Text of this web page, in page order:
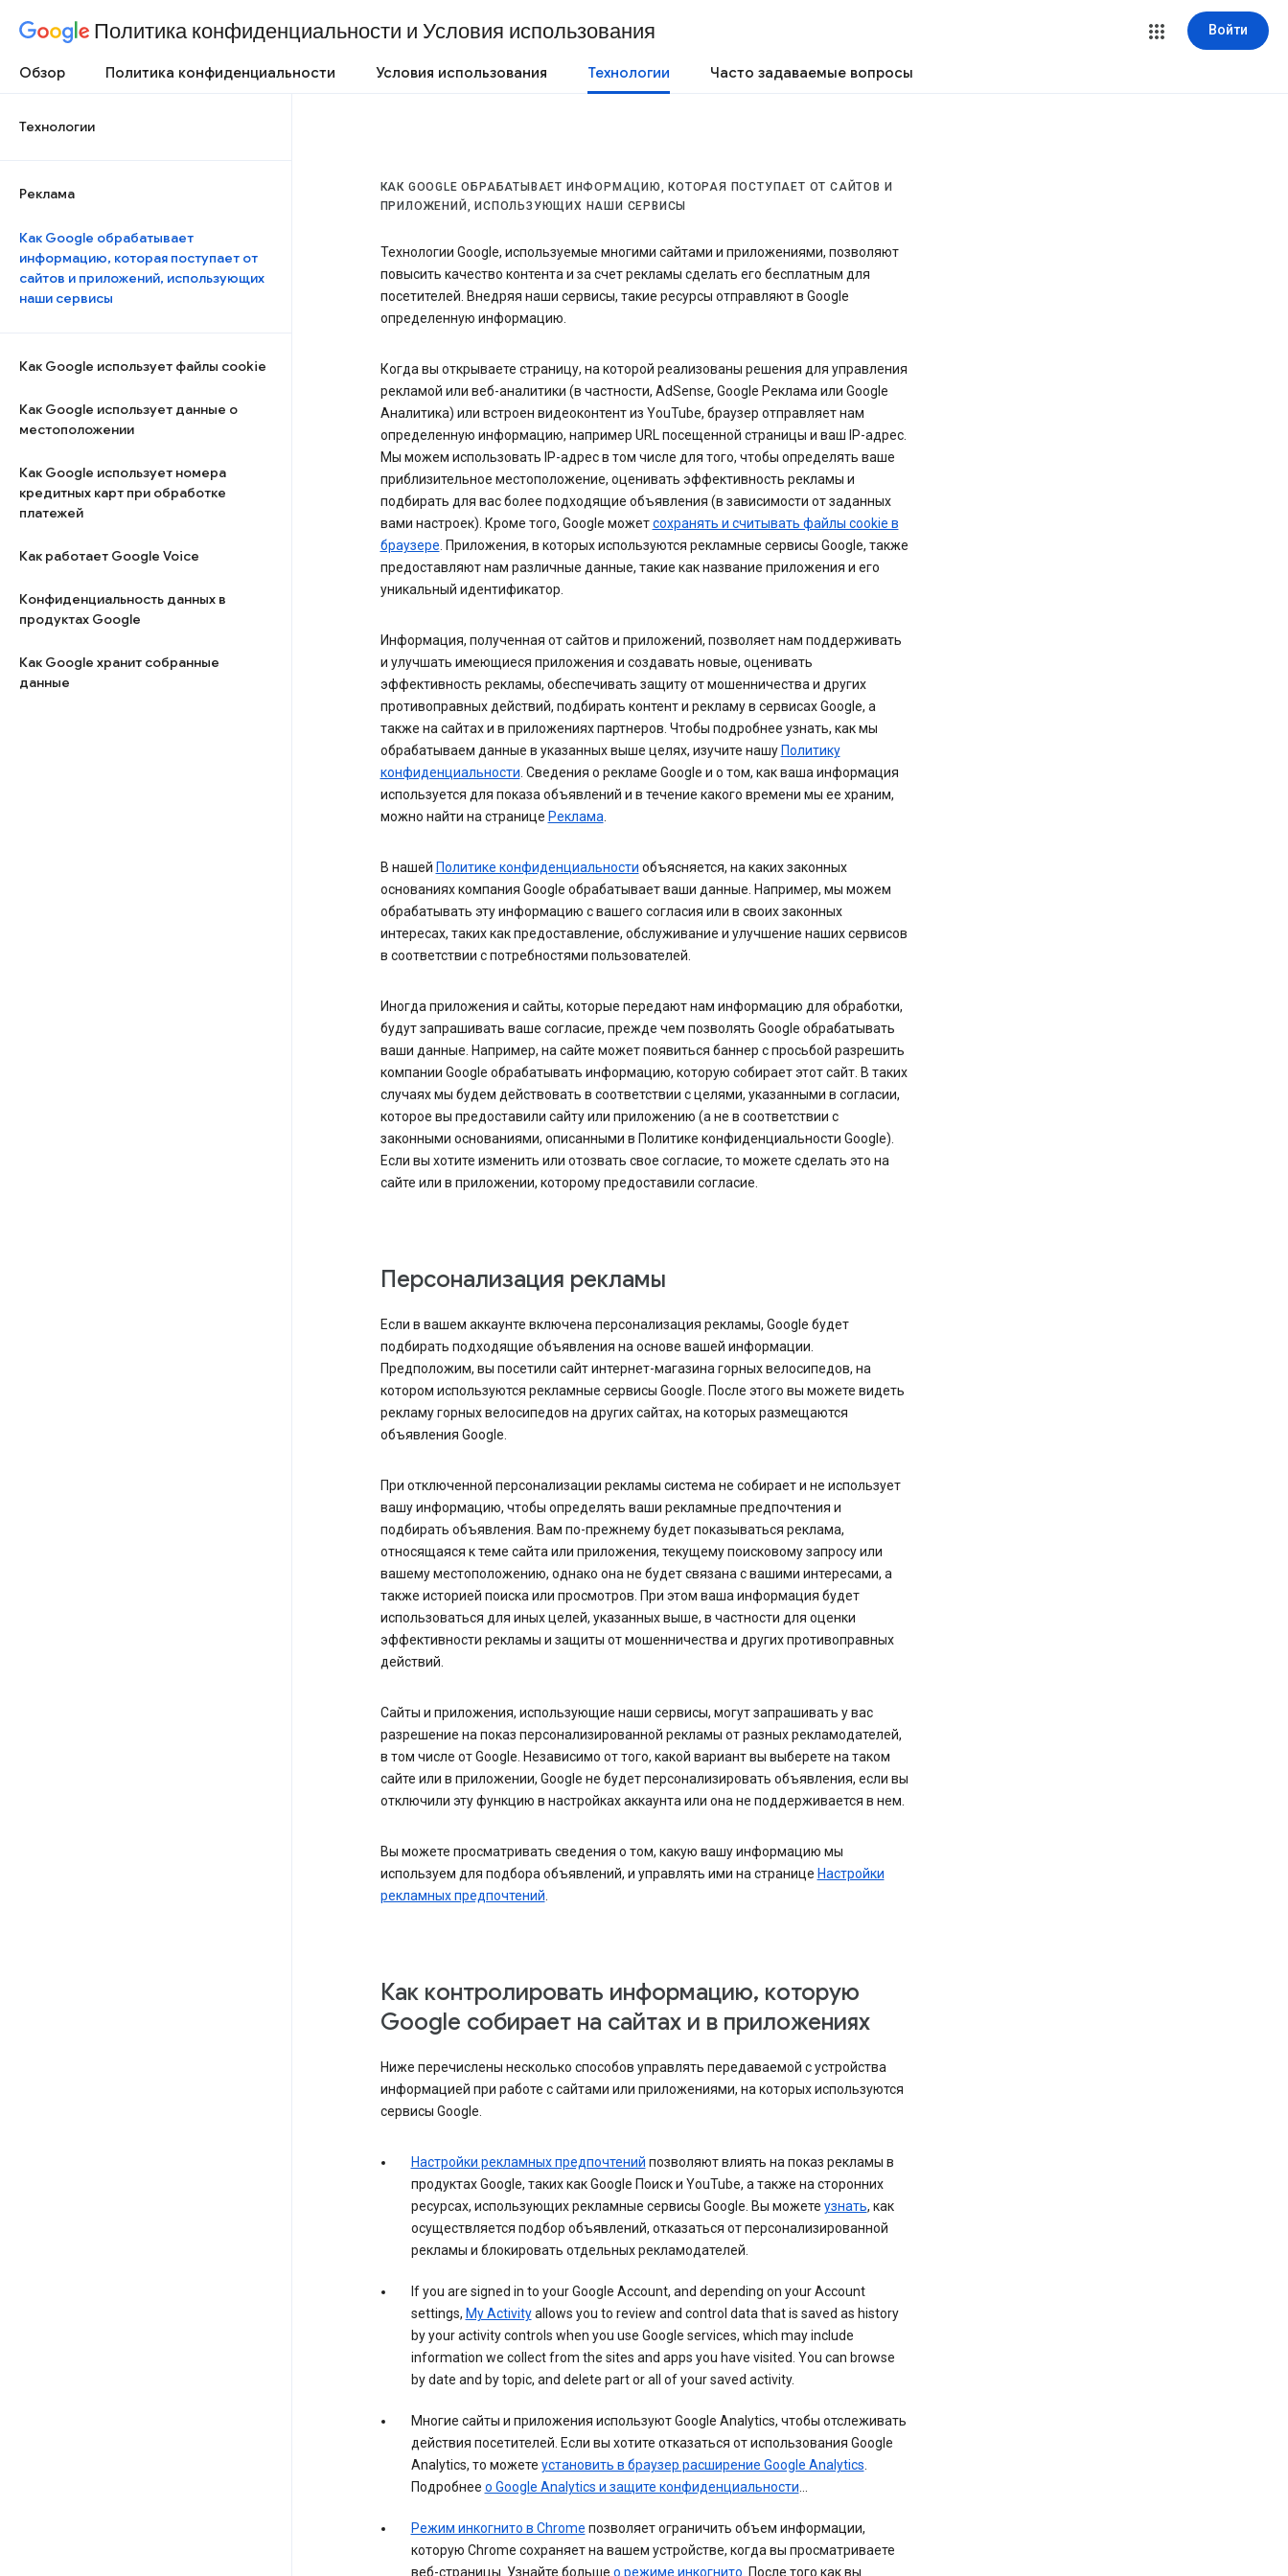
Политика конфиденциальности и Условия использования Войти
Обзор Политика конфиденциальности Условия использования Технологии Часто задаваемые вопросы
Технологии
Реклама
Как Google обрабатывает
информацию, которая поступает от
сайтов и приложений, использующих
наши сервисы
Как Google использует файлы cookie
Как Google использует данные о
местоположении
Как Google использует номера
кредитных карт при обработке
платежей
Как работает Google Voice
Конфиденциальность данных в
продуктах Google
Как Google хранит собранные
данные
КАК GOOGLE ОБРАБАТЫВАЕТ ИНФОРМАЦИЮ, КОТОРАЯ ПОСТУПАЕТ ОТ САЙТОВ И
ПРИЛОЖЕНИЙ, ИСПОЛЬЗУЮЩИХ НАШИ СЕРВИСЫ
Технологии Google, используемые многими сайтами и приложениями, позволяют
повысить качество контента и за счет рекламы сделать его бесплатным для
посетителей. Внедряя наши сервисы, такие ресурсы отправляют в Google
определенную информацию.
Когда вы открываете страницу, на которой реализованы решения для управления
рекламой или веб-аналитики (в частности, AdSense, Google Реклама или Google
Аналитика) или встроен видеоконтент из YouTube, браузер отправляет нам
определенную информацию, например URL посещенной страницы и ваш IP-адрес.
Мы можем использовать IP-адрес в том числе для того, чтобы определять ваше
приблизительное местоположение, оценивать эффективность рекламы и
подбирать для вас более подходящие объявления (в зависимости от заданных
вами настроек). Кроме того, Google можетсохранять и считывать файлы cookie в
браузере. Приложения, в которых используются рекламные сервисы Google, также
предоставляют нам различные данные, такие как название приложения и его
уникальный идентификатор.
Информация, полученная от сайтов и приложений, позволяет нам поддерживать
и улучшать имеющиеся приложения и создавать новые, оценивать
эффективность рекламы, обеспечивать защиту от мошенничества и других
противоправных действий, подбирать контент и рекламу в сервисах Google, а
также на сайтах и в приложениях партнеров. Чтобы подробнее узнать, как мы
обрабатываем данные в указанных выше целях, изучите нашу Политику
конфиденциальности. Сведения о рекламе Google и о том, как ваша информация
используется для показа объявлений и в течение какого времени мы ее храним,
можно найти на странице Реклама.
В нашей Политике конфиденциальности объясняется, на каких законных
основаниях компания Google обрабатывает ваши данные. Например, мы можем
обрабатывать эту информацию с вашего согласия или в своих законных
интересах, таких как предоставление, обслуживание и улучшение наших сервисов
в соответствии с потребностями пользователей.
Иногда приложения и сайты, которые передают нам информацию для обработки,
будут запрашивать ваше согласие, прежде чем позволять Google обрабатывать
ваши данные. Например, на сайте может появиться баннер с просьбой разрешить
компании Google обрабатывать информацию, которую собирает этот сайт. В таких
случаях мы будем действовать в соответствии с целями, указанными в согласии,
которое вы предоставили сайту или приложению (а не в соответствии с
законными основаниями, описанными в Политике конфиденциальности Google).
Если вы хотите изменить или отозвать свое согласие, то можете сделать это на
сайте или в приложении, которому предоставили согласие.
Персонализация рекламы
Если в вашем аккаунте включена персонализация рекламы, Google будет
подбирать подходящие объявления на основе вашей информации.
Предположим, вы посетили сайт интернет-магазина горных велосипедов, на
котором используются рекламные сервисы Google. После этого вы можете видеть
рекламу горных велосипедов на других сайтах, на которых размещаются
объявления Google.
При отключенной персонализации рекламы система не собирает и не использует
вашу информацию, чтобы определять ваши рекламные предпочтения и
подбирать объявления. Вам по-прежнему будет показываться реклама,
относящаяся к теме сайта или приложения, текущему поисковому запросу или
вашему местоположению, однако она не будет связана с вашими интересами, а
также историей поиска или просмотров. При этом ваша информация будет
использоваться для иных целей, указанных выше, в частности для оценки
эффективности рекламы и защиты от мошенничества и других противоправных
действий.
Сайты и приложения, использующие наши сервисы, могут запрашивать у вас
разрешение на показ персонализированной рекламы от разных рекламодателей,
в том числе от Google. Независимо от того, какой вариант вы выберете на таком
сайте или в приложении, Google не будет персонализировать объявления, если вы
отключили эту функцию в настройках аккаунта или она не поддерживается в нем.
Вы можете просматривать сведения о том, какую вашу информацию мы
используем для подбора объявлений, и управлять ими на странице Настройки
рекламных предпочтений.
Как контролировать информацию, которую
Google собирает на сайтах и в приложениях
Ниже перечислены несколько способов управлять передаваемой с устройства
информацией при работе с сайтами или приложениями, на которых используются
сервисы Google.
Настройки рекламных предпочтений позволяют влиять на показ рекламы в
продуктах Google, таких как Google Поиск и YouTube, а также на сторонних
ресурсах, использующих рекламные сервисы Google. Вы можете узнать, как
осуществляется подбор объявлений, отказаться от персонализированной
рекламы и блокировать отдельных рекламодателей.
If you are signed in to your Google Account, and depending on your Account
settings, My Activityallows you to review and control data that is saved as history
by your activity controls when you use Google services, which may include
information we collect from the sites and apps you have visited. You can browse
by date and by topic, and delete part or all of your saved activity.
Многие сайты и приложения используют Google Analytics, чтобы отслеживать
действия посетителей. Если вы хотите отказаться от использования Google
Analytics, то можете установить в браузер расширение Google Analytics.
Подробнее о Google Analytics и защите конфиденциальности…
Режим инкогнито в Chrome позволяет ограничить объем информации,
которую Chrome сохраняет на вашем устройстве, когда вы просматриваете
веб-страницы. Узнайте больше о режиме инкогнито . После того как вы